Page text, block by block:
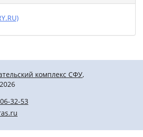
комплекс СФУ,
32-53